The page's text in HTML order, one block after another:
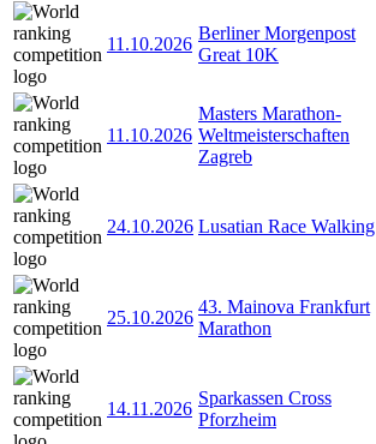
11.10.2026
Berliner Morgenpost
Great 10K
11.10.2026
Masters Marathon-
Weltmeisterschaften
Zagreb
24.10.2026 Lusatian Race Walking
25.10.2026
43. Mainova Frankfurt
Marathon
14.11.2026
Sparkassen Cross
Pforzheim